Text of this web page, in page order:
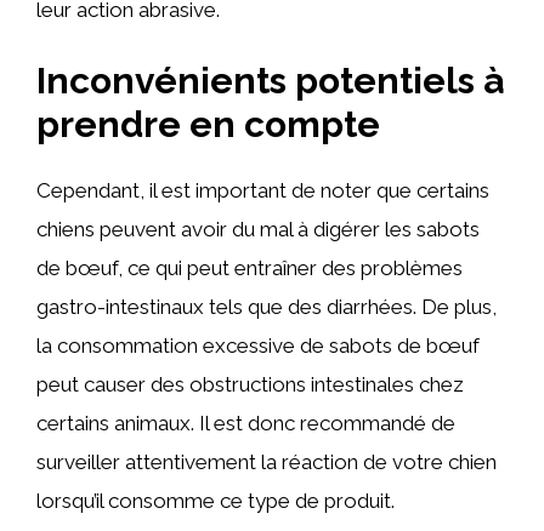
leur action abrasive.
Inconvénients potentiels à
prendre en compte
Cependant, il est important de noter que certains
chiens peuvent avoir du mal à digérer les sabots
de bœuf, ce qui peut entraîner des problèmes
gastro-intestinaux tels que des diarrhées. De plus,
la consommation excessive de sabots de bœuf
peut causer des obstructions intestinales chez
certains animaux. Il est donc recommandé de
surveiller attentivement la réaction de votre chien
lorsqu’il consomme ce type de produit.